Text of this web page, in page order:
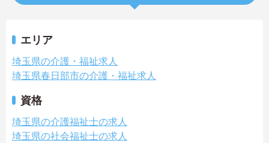
エリア
埼玉県の介護・福祉求人
埼玉県春日部市の介護・福祉求人
資格
埼玉県の介護福祉士の求人
埼玉県の社会福祉士の求人